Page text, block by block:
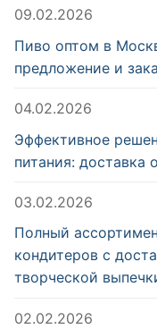
09.02.2026
Пиво оптом в
предложение и
04.02.2026
Эффективное
питания: доставка
03.02.2026
Полный
кондитеров с
творческой
02.02.2026